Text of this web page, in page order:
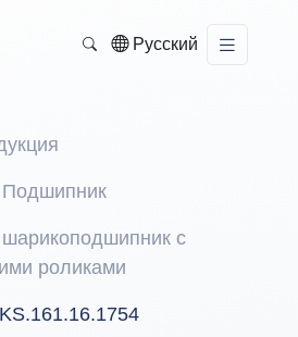
Русский
с
роликами